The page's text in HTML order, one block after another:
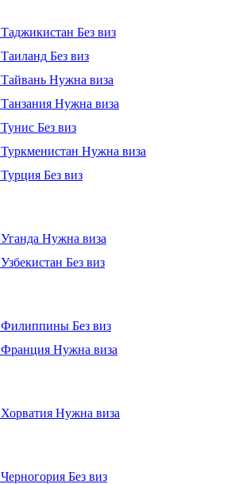
Таджикистан Без виз
Таиланд Без виз
Тайвань Нужна виза
Танзания Нужна виза
Тунис Без виз
Туркменистан Нужна виза
Турция Без виз
Уганда Нужна виза
Узбекистан Без виз
Филиппины Без виз
Франция Нужна виза
Хорватия Нужна виза
Черногория Без виз